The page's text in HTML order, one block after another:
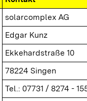
solarcomplex AG
Edgar Kunz
Ekkehardstraße 10
78224 Singen
Tel.: 07731 / 8274 -